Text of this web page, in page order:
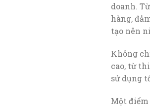
doanh.
hàng,
tạo nên
Không
cao, từ
sử dụng
Một